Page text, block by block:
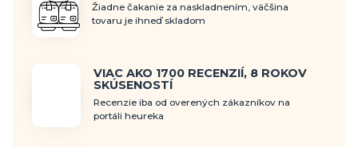
Žiadne čakanie za naskladnením, väčšina
tovaru je ihneď skladom
VIAC AKO 1700 RECENZIÍ, 8 ROKOV
SKÚSENOSTÍ
Recenzie iba od overených zákazníkov na
portáli heureka